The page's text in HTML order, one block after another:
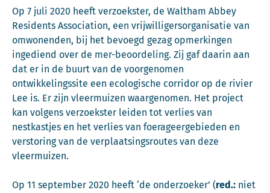
Op 7 juli 2020 heeft verzoekster, de Waltham Abbey
Residents Association, een vrijwilligersorganisatie van
omwonenden, bij het bevoegd gezag opmerkingen
ingediend over de mer-beoordeling. Zij gaf daarin aan
dat er in de buurt van de voorgenomen
ontwikkelingssite een ecologische corridor op de rivier
Lee is. Er zijn vleermuizen waargenomen. Het project
kan volgens verzoekster leiden tot verlies van
nestkastjes en het verlies van foerageergebieden en
verstoring van de verplaatsingsroutes van deze
vleermuizen.
Op 11 september 2020 heeft ‘de onderzoeker’ (red.: niet